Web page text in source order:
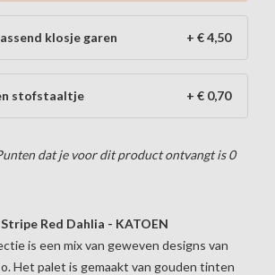
klosje garen + € 4,50
stofstaaltje + € 0,70
dat je voor dit product ontvangt is0
Red Dahlia - KATOEN
is een mix van geweven designs van
Het palet is gemaakt van gouden tinten